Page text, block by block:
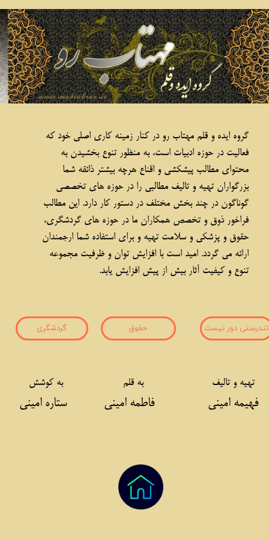
حسود
۲ ۳ ۴ ۵ ۶ ۷ ۸ ۹ ۱۰ ۱۱
گروه ایده و قلم مهتاب رو در کنار زمینه کاری اصلی خود که
فعالیت در حوزه ادبیات است، به منظور تنوع بخشیدن به
محتوای مطالب پیشکشی و اقناع هرچه بیشتر ذائقه شما
بزرگواران تهیه و تالیف مطالبی را در حوزه های تخصصی
گوناگون در چند بخش مختلف در دستور کار دارد. این مطالب
فراخور ذوق و تخصص همکاران ما در حوزه های گردشگری،
حقوق و پزشکی و سلامت تهیه و برای استفاده شما ارجمندان
ارائه می گردد. امید است با افزایش توان و ظرفیت مجموعه
تنوع و کیفیت آثار بیش از پیش افزایش یابد.
تندرستی دور نیست گردشگری حقوق
تهیه و تالیف
امینی
به کوشش
ستاره امینی
به قلم
فاطمه امینی